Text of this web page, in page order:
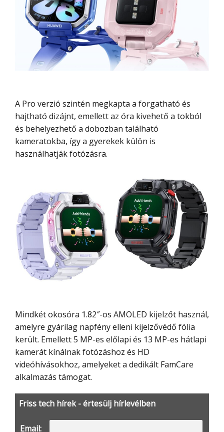
A Pro verzió szintén megkapta a forgatható és
hajtható dizájnt, emellett az óra kivehető a tokból
és behelyezhető a dobozban található
kameratokba, így a gyerekek külön is
használhatják fotózásra.
Mindkét okosóra 1.82″-os AMOLED kijelzőt használ,
amelyre gyárilag napfény elleni kijelzővédő fólia
került. Emellett 5 MP-es előlapi és 13 MP-es hátlapi
kamerát kínálnak fotózáshoz és HD
videóhívásokhoz, amelyeket a dedikált FamCare
alkalmazás támogat.
Friss tech hírek - értesülj hírlevélben
Email: